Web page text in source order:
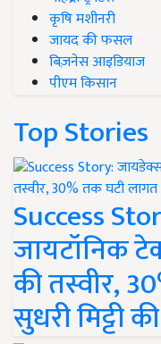
कृषि मशीनरी
जायद की फसल
बिज़नेस आइडियाज
पीएम किसान
Top Stories
Success
जायटॉनिक
की तस्वीर,
सुधरी मिट्टी